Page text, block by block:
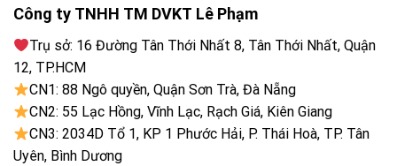
Công ty TNHH TM DVKT Lê Phạm
Trụ sở: 16 Đường Tân Thới Nhất 8, Tân Thới Nhất, Quận
12, TP.HCM
CN1: 88 Ngô quyền, Quận Sơn Trà, Đà Nẵng
CN2: 55 Lạc Hồng, Vĩnh Lạc, Rạch Giá, Kiên Giang
CN3: 2034D Tổ 1, KP 1 Phước Hải, P. Thái Hoà, TP. Tân
Uyên, Bình Dương